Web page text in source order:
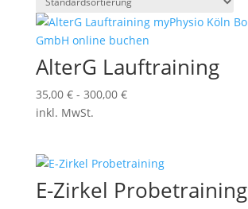
AlterG Lauftraining
35,00 €- 300,00 €
inkl. MwSt.
E-Zirkel Probetraining